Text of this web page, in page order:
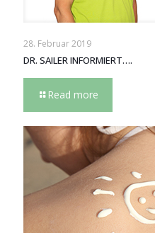
28. Februar 2019
DR. SAILER INFORMIERT….
Read more